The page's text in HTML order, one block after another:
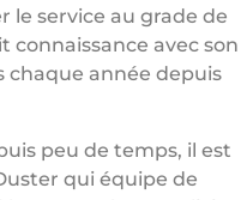
le service au grade de
connaissance avec son
chaque année depuis
peu de temps, il est
qui équipe de